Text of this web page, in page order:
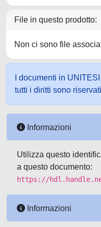
File in questo prodotto:
Non ci sono file
I documenti in
tutti i diritti sono
Informazioni
Utilizza questo
a questo documento:
https://
Informazioni